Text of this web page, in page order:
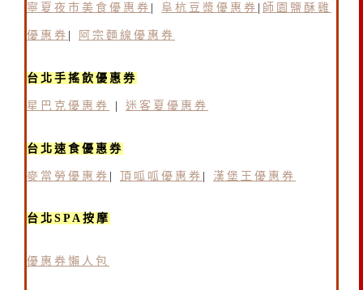
寧夏夜市美食優惠券 阜杭豆漿優惠券 師園鹽酥雞
優惠券 阿宗麵線優惠券
台北手搖飲優惠券
星巴克優惠券 迷客夏優惠券
台北速食優惠券
麥當勞優惠券 | 頂呱呱優惠券 | 漢堡王優惠券
台北SPA按摩
優惠券懶人包